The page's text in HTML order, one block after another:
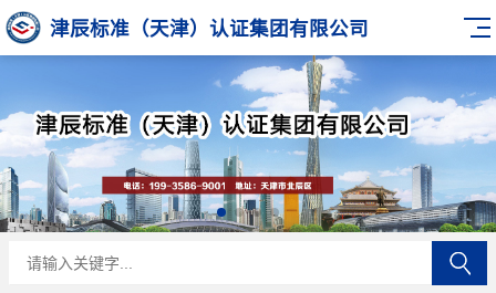
津辰标准（天津）认证集团有限公司